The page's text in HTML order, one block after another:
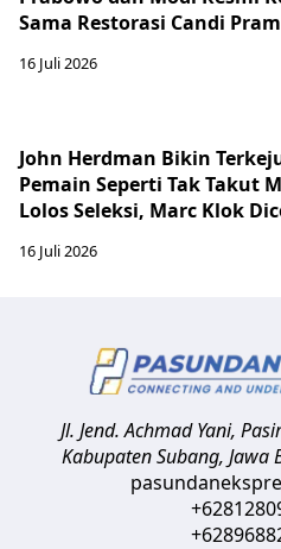
Sama Restorasi Candi
16 Juli 2026
John Herdman Bikin
Pemain Seperti Tak Takut
Lolos Seleksi, Marc Klok
16 Juli 2026
Jl. Jend. Achmad Yani,
Kabupaten Subang, Jawa